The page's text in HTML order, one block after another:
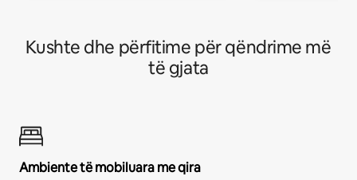
Kushte dhe përfitime për qëndrime më
të gjata
Ambiente të mobiluara me qira